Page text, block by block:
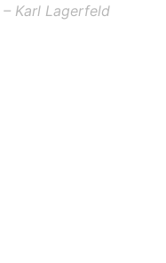
– Karl Lagerfeld